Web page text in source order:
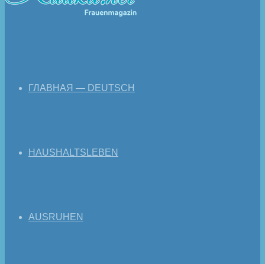
ГЛАВНАЯ — DEUTSCH
HAUSHALTSLEBEN
AUSRUHEN